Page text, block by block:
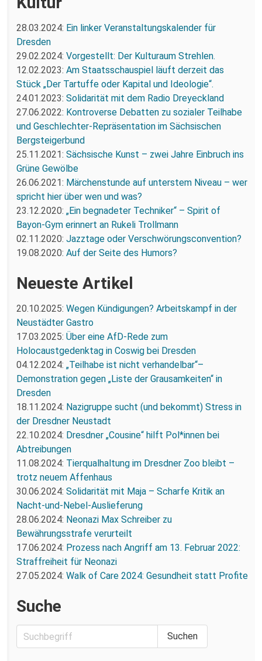
28.03.2024: Ein linker Veranstaltungskalender für
Dresden
29.02.2024: Vorgestellt: Der Kulturaum Strehlen.
12.02.2023: Am Staatsschauspiel läuft derzeit das
Stück „Der Tartuffe oder Kapital und Ideologie“.
24.01.2023: Solidarität mit dem Radio Dreyeckland
27.06.2022: Kontroverse Debatten zu sozialer Teilhabe
und Geschlechter-Repräsentation im Sächsischen
Bergsteigerbund
25.11.2021: Sächsische Kunst – zwei Jahre Einbruch ins
Grüne Gewölbe
26.06.2021: Märchenstunde auf unterstem Niveau – wer
spricht hier über wen und was?
23.12.2020: „Ein begnadeter Techniker“ – Spirit of
Bayon-Gym erinnert an Rukeli Trollmann
02.11.2020: Jazztage oder Verschwörungsconvention?
19.08.2020: Auf der Seite des Humors?
Neueste Artikel
20.10.2025: Wegen Kündigungen? Arbeitskampf in der
Neustädter Gastro
17.03.2025: Über eine AfD-Rede zum
Holocaustgedenktag in Coswig bei Dresden
04.12.2024: „Teilhabe ist nicht verhandelbar“–
Demonstration gegen „Liste der Grausamkeiten“ in
Dresden
18.11.2024: Nazigruppe sucht (und bekommt) Stress in
der Dresdner Neustadt
22.10.2024: Dresdner „Cousine“ hilft Pol*innen bei
Abtreibungen
11.08.2024: Tierqualhaltung im Dresdner Zoo bleibt –
trotz neuem Affenhaus
30.06.2024: Solidarität mit Maja – Scharfe Kritik an
Nacht-und-Nebel-Auslieferung
28.06.2024: Neonazi Max Schreiber zu
Bewährungsstrafe verurteilt
17.06.2024: Prozess nach Angriff am 13. Februar 2022:
Straffreiheit für Neonazi
27.05.2024: Walk of Care 2024: Gesundheit statt Profite
Suche